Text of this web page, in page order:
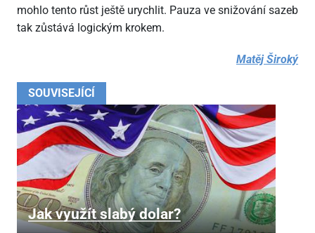
SOUVISEJÍCÍ
Jak využít slabý dolar?
mohlo tento růst ještě urychlit. Pauza ve snižování sazeb
tak zůstává logickým krokem.
Matěj Široký